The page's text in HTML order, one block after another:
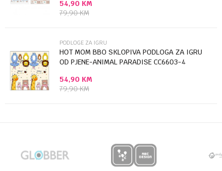
Anti-spam zaštita - izračunajte koliko je 4 + 1 :
54,90 KM
79,90KM
PODLOGE ZA IGRU
HOT MOM BBO SKLOPIVA PODLOGA ZA IGRU
OD PJENE-ANIMAL PARADISE CC6603-4
54,90 KM
79,90KM